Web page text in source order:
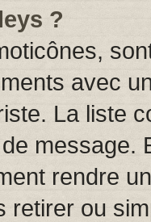
?
avec
La liste
message.
rendre
retirer ou